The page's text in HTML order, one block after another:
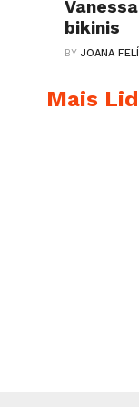
bikinis
BYJOANA
Mais